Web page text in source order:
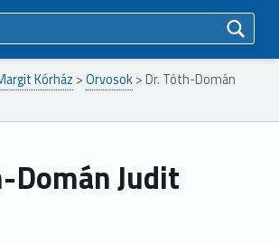
Kórház >Orvosok> Dr. Tóth-Domán
Domán Judit